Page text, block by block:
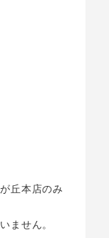
丘本店のみ
ません。